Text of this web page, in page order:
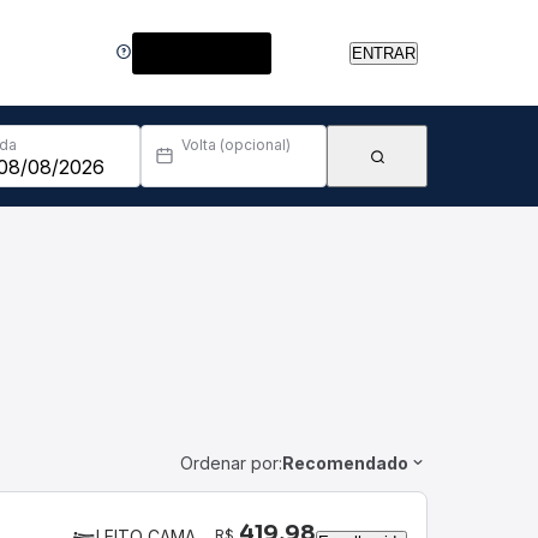
ENTRAR
Volta (opcional)
Ordenar por:Recomendado
R$ 419,98